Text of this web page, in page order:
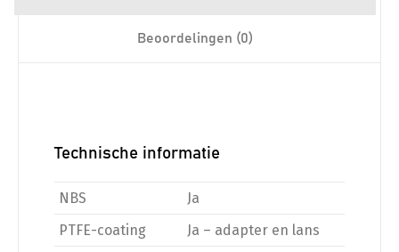
Beoordelingen (0)
Technische informatie
NBS
Ja
PTFE-coating
Ja – adapter en lans